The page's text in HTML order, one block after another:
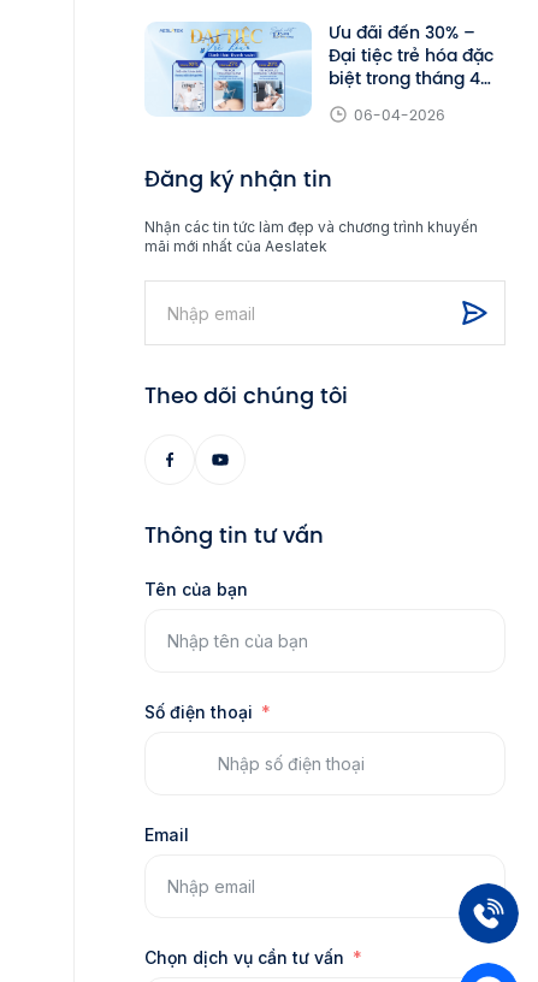
Ưu đãi đến 30% –
Đại tiệc trẻ hóa đặc
biệt trong tháng 4
tại Aeslatek
06-04-2026
Đăng ký nhận tin
Nhận các tin tức làm đẹp và chương trình khuyến
mãi mới nhất của Aeslatek
Theo dõi chúng tôi
Thông tin tư vấn
Tên của bạn
Số điện thoại
Email
Chọn dịch vụ cần tư vấn